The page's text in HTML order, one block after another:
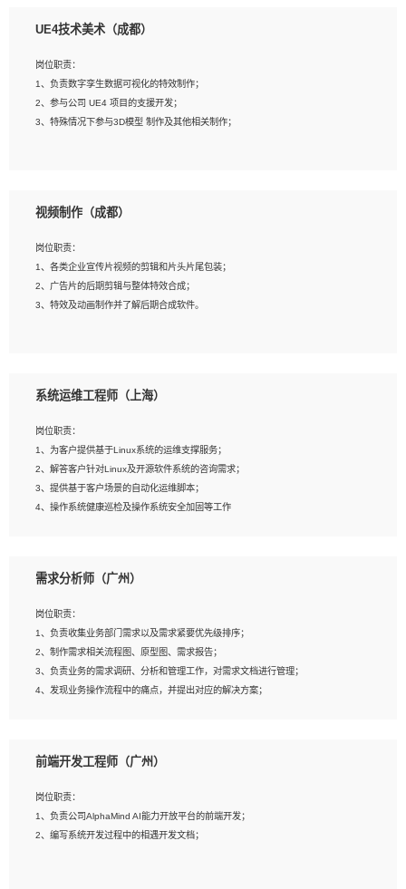
2、熟练掌握 Unity3D 程序开发，精通 C# 语言开发；
4、有良好的沟通能力和团队合作意识；
5、开发过 HoloLens 程序者优先。
UE4技术美术（成都）
岗位职责：
1、负责数字孪生数据可视化的特效制作；
2、参与公司 UE4 项目的支援开发；
3、特殊情况下参与3D模型 制作及其他相关制作；
上；
3、想象力丰富, 有一定的艺术审美深度；
4、有良好的场景特效搭建功底；
5、熟悉 3Ds Max 或者 Maya；
6、有良好的沟通能力和团队合作意识；
视频制作（成都）
岗位职责：
1、各类企业宣传片视频的剪辑和片头片尾包装；
2、广告片的后期剪辑与整体特效合成；
3、特效及动画制作并了解后期合成软件。
2、熟练使用After Effect、Photo Shop、熟练掌握视频剪辑和特效包装软件；
4、在剪辑上会思考，有一定编导思维；
5、踏实， 勤奋，愿意在工作中不断学习，提高自我；
6、能与同事友好相处。
系统运维工程师（上海）
岗位职责：
1、为客户提供基于Linux系统的运维支撑服务；
2、解答客户针对Linux及开源软件系统的咨询需求；
3、提供基于客户场景的自动化运维脚本；
4、操作系统健康巡检及操作系统安全加固等工作
1、全日制本科计算机相关专业毕业，3年以上相关工作经验；
3、熟练使用脚本语言，shell/python任一种，熟练使用Ansible
4、熟悉linux常见服务、中间件的基本原理、部署以及故障处理，如：Mysql、
Apache、Nginx、Zabbix、Kafka等
5、熟悉主流虚拟化技术，如：VMware、KVM
6、具备网络方面的基础知识，熟悉常见的网络协议，如TCP/IP，转发原理，路由优
8、有良好的文档编写能力和沟通能力，有RHCE证书优先
需求分析师（广州）
岗位职责：
1、负责收集业务部门需求以及需求紧要优先级排序；
2、制作需求相关流程图、原型图、需求报告；
3、负责业务的需求调研、分析和管理工作，对需求文档进行管理；
4、发现业务操作流程中的痛点，并提出对应的解决方案；
岗位要求：
2、熟悉产品及需求规划工具，如:Axure、Xmind、MS Project等；
3、具备良好的交流协调能力，有较强的责任感、工作积极主动；
4、有较强的系统需求分析、文档编写能力、沟通能力；
前端开发工程师（广州）
岗位职责：
1、负责公司AlphaMind AI能力开放平台的前端开发；
2、编写系统开发过程中的相遇开发文档；